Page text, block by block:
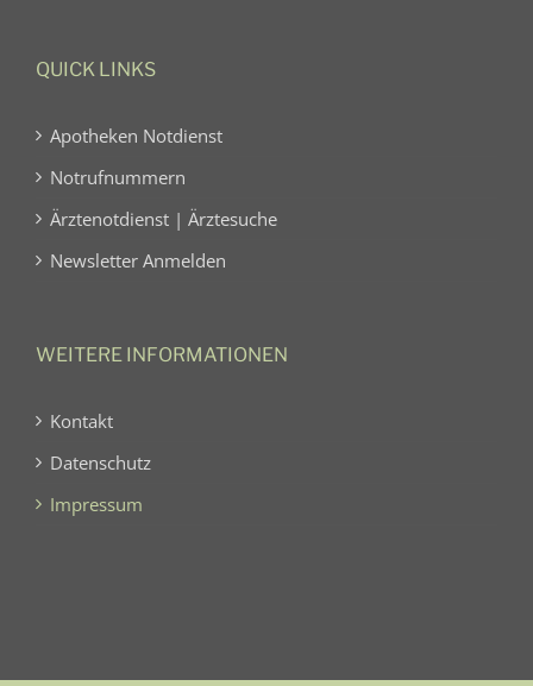
QUICK LINKS
Apotheken Notdienst
Notrufnummern
Ärztenotdienst | Ärztesuche
Newsletter Anmelden
WEITERE INFORMATIONEN
Kontakt
Datenschutz
Impressum